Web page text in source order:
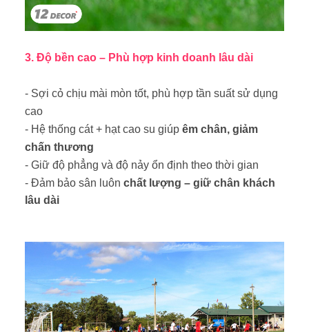
3. Độ bền cao – Phù hợp kinh doanh lâu dài
- Sợi cỏ chịu mài mòn tốt, phù hợp tần suất sử dụng
cao
- Hệ thống cát + hạt cao su giúp êm chân, giảm
chấn thương
- Giữ độ phẳng và độ nảy ổn định theo thời gian
- Đảm bảo sân luôn chất lượng – giữ chân khách
lâu dài